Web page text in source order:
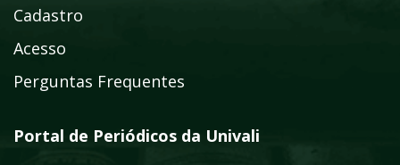
Cadastro
Acesso
Perguntas Frequentes
Portal de Periódicos da Univali